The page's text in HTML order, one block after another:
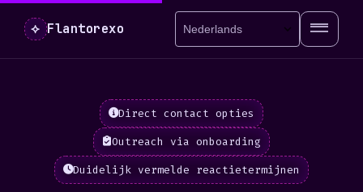
⟡ Flantorexo
Direct contact opties
Outreach via onboarding
Duidelijk vermelde reactietermijnen